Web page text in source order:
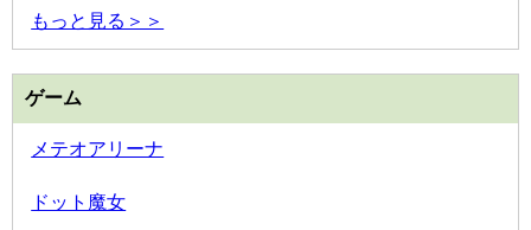
もっと見る＞＞
ゲーム
メテオアリーナ
ドット魔女